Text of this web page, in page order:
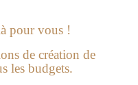
pour vous !
de création de
les budgets.